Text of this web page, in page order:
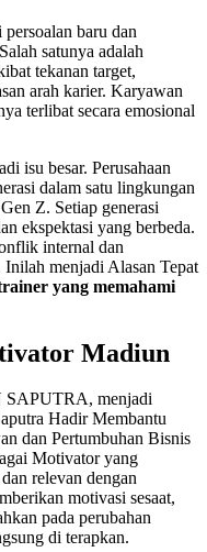
baru dan
satunya adalah
tekanan target,
arah karier. Karyawan
terlibat secara emosional
isu besar. Perusahaan
dalam satu lingkungan
Z. Setiap generasi
ekspektasi yang berbeda.
internal dan
menjadi Alasan Tepat
yang memahami
Madiun
SAPUTRA, menjadi
Hadir Membantu
dan Pertumbuhan Bisnis
Motivator yang
relevan dengan
motivasi sesaat,
pada perubahan
di terapkan.